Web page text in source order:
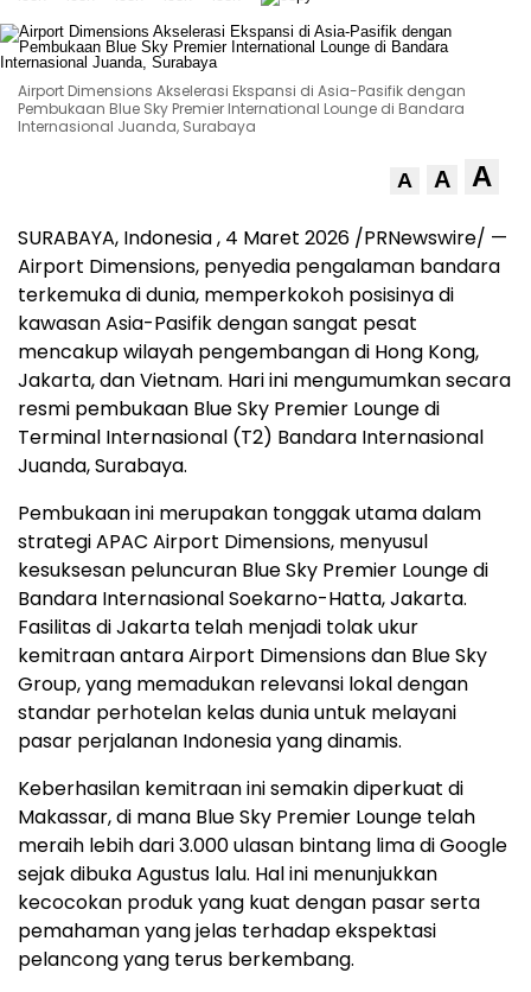
Airport Dimensions Akselerasi Ekspansi di Asia-Pasifik dengan
Pembukaan Blue Sky Premier International Lounge di Bandara
Internasional Juanda, Surabaya
A A A
SURABAYA, Indonesia, 4 Maret 2026 /PRNewswire/ —
Airport Dimensions, penyedia pengalaman bandara
terkemuka di dunia, memperkokoh posisinya di
kawasan Asia-Pasifik dengan sangat pesat
mencakup wilayah pengembangan di Hong Kong,
Jakarta, dan Vietnam. Hari ini mengumumkan secara
resmi pembukaan Blue Sky Premier Lounge di
Terminal Internasional (T2) Bandara Internasional
Juanda, Surabaya.
Pembukaan ini merupakan tonggak utama dalam
strategi APAC Airport Dimensions, menyusul
kesuksesan peluncuran Blue Sky Premier Lounge di
Bandara Internasional Soekarno-Hatta, Jakarta.
Fasilitas di Jakarta telah menjadi tolak ukur
kemitraan antara Airport Dimensions dan Blue Sky
Group, yang memadukan relevansi lokal dengan
standar perhotelan kelas dunia untuk melayani
pasar perjalanan Indonesia yang dinamis.
Keberhasilan kemitraan ini semakin diperkuat di
Makassar, di mana Blue Sky Premier Lounge telah
meraih lebih dari 3.000 ulasan bintang lima di Google
sejak dibuka Agustus lalu. Hal ini menunjukkan
kecocokan produk yang kuat dengan pasar serta
pemahaman yang jelas terhadap ekspektasi
pelancong yang terus berkembang.